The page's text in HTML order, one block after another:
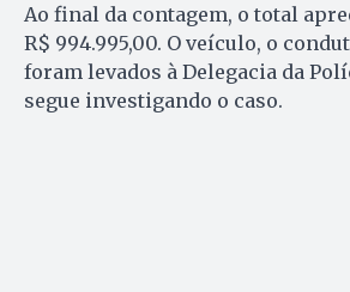
Ao final da contagem, o total
R$ 994.995,00. O veículo, o
foram levados à Delegacia da
segue investigando o caso.